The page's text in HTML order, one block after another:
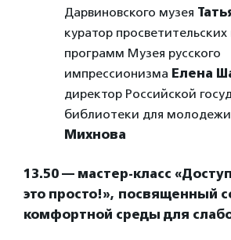
Дарвиновского музея
куратор
программ Музея русского
импрессионизма Елена
директор Российской
библиотеки для молодежи
Михнова
13.50 — мастер-класс
это просто!», посвященный
комфортной среды для